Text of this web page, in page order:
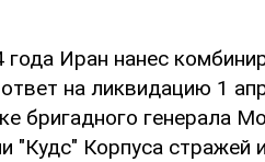
года Иран нанес
на ликвидацию 1
бригадного генерала
"Кудс" Корпуса стражей